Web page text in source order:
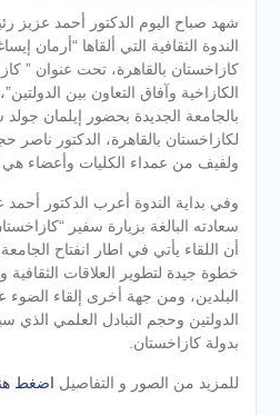
شهد صباح اليوم الدكتور أحمد عزيز
الندوة الثقافية التي ألقاها “أرمان
كازاخستان بالقاهرة، تحت عنوان ”
الكازاخية وآفاق التعاون بين
بالجامعة الجديدة بحضور إيلمان
لكازاخستان بالقاهرة، الدكتور ناصر
ولفيف من عمداء الكليات وأعضاء هي
وفي بداية الندوة أعرب الدكتور
سعادته البالغة بزيارة سفير
أن اللقاء يأتي في اطار انفتاح
خطوة جيدة لتطوير العلاقات الثقافية
البلدين، ومن جهة أخرى إلقاء الضوء
بدولة كازاخستان.
للمزيد من الصور و التفاصيل اضغط